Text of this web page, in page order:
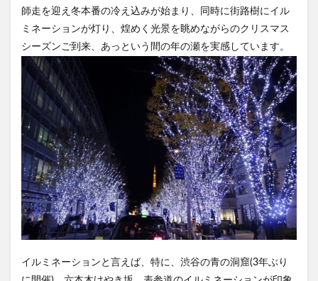
師走を迎え冬本番の冷え込みが始まり、同時に街路樹にイル
ミネーションが灯り、煌めく光景を眺めながらのクリスマス
シーズンご到来、あっという間の年の瀬を実感しています。
イルミネーションと言えば、特に、渋谷の青の洞窟(3年ぶり